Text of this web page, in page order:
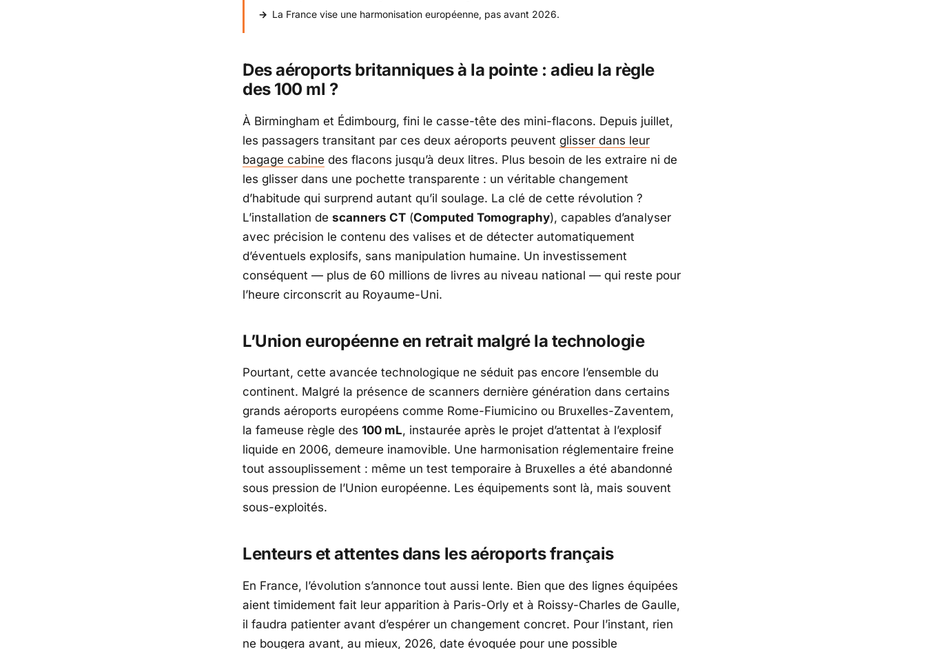
La France vise une harmonisation européenne, pas avant 2026.
Des aéroports britanniques à la pointe : adieu la règle
des 100 ml ?
À Birmingham et Édimbourg, fini le casse-tête des mini-flacons. Depuis juillet,
les passagers transitant par ces deux aéroports peuvent glisser dans leur
bagage cabine des flacons jusqu’à deux litres. Plus besoin de les extraire ni de
les glisser dans une pochette transparente : un véritable changement
d’habitude qui surprend autant qu’il soulage. La clé de cette révolution ?
L’installation de scanners CT (Computed Tomography), capables d’analyser
avec précision le contenu des valises et de détecter automatiquement
d’éventuels explosifs, sans manipulation humaine. Un investissement
conséquent — plus de 60 millions de livres au niveau national — qui reste pour
l’heure circonscrit au Royaume-Uni.
L’Union européenne en retrait malgré la technologie
Pourtant, cette avancée technologique ne séduit pas encore l’ensemble du
continent. Malgré la présence de scanners dernière génération dans certains
grands aéroports européens comme Rome-Fiumicino ou Bruxelles-Zaventem,
la fameuse règle des 100 mL, instaurée après le projet d’attentat à l’explosif
liquide en 2006, demeure inamovible. Une harmonisation réglementaire freine
tout assouplissement : même un test temporaire à Bruxelles a été abandonné
sous pression de l’Union européenne. Les équipements sont là, mais souvent
sous-exploités.
Lenteurs et attentes dans les aéroports français
En France, l’évolution s’annonce tout aussi lente. Bien que des lignes équipées
aient timidement fait leur apparition à Paris-Orly et à Roissy-Charles de Gaulle,
il faudra patienter avant d’espérer un changement concret. Pour l’instant, rien
ne bougera avant, au mieux, 2026, date évoquée pour une possible